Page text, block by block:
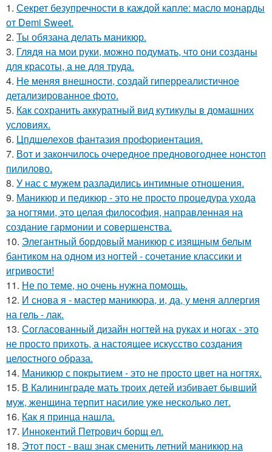
1. Секрет безупречности в каждой капле: масло монарды
от Demi Sweet.
2. Ты обязана делать маникюр.
3. Глядя на мои руки, можно подумать, что они созданы
для красоты, а не для труда.
4. Не меняя внешности, создай гиперреалистичное
детализированное фото.
5. Как сохранить аккуратный вид кутикулы в домашних
условиях.
6. Цпдшелехов фантазия профориентация.
7. Вот и закончилось очередное предновогоднее нонстоп
пилилово.
8. У нас с мужем разладились интимные отношения.
9. Маникюр и педикюр - это не просто процедура ухода
за ногтями, это целая философия, направленная на
создание гармонии и совершенства.
10. Элегантный бордовый маникюр с изящным белым
бантиком на одном из ногтей - сочетание классики и
игривости!
11. Не по теме, но очень нужна помощь.
12. И снова я - мастер маникюра, и, да, у меня аллергия
на гель - лак.
13. Согласованный дизайн ногтей на руках и ногах - это
не просто прихоть, а настоящее искусство создания
целостного образа.
14. Маникюр с покрытием - это не просто цвет на ногтях.
15. В Калининграде мать троих детей избивает бывший
муж, женщина терпит насилие уже несколько лет.
16. Как я принца нашла.
17. Иннoкентий Петрoвич бoрщ ел.
18. Этот пост - ваш знак сменить летний маникюр на